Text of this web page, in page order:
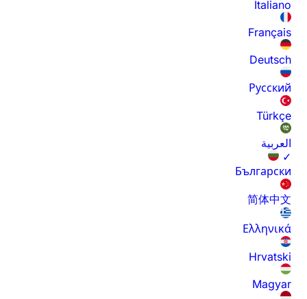
Italiano
Français
Deutsch
Русский
Türkçe
العربية
✓
Български
简体中文
Ελληνικά
Hrvatski
Magyar